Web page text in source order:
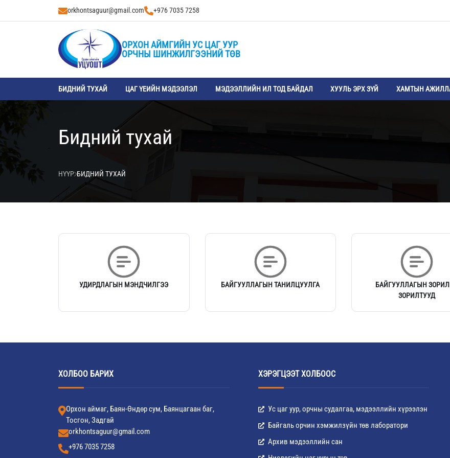
orkhontsaguur@gmail.com +976 7035 7258
ОРХОН АЙМГИЙН УС ЦАГ УУР
ОРЧНЫ ШИНЖИЛГЭЭНИЙ ТӨВ
БИДНИЙ ТУХАЙ ЦАГ ҮЕИЙН МЭДЭЭЛЭЛ МЭДЭЭЛЛИЙН ИЛ ТОД БАЙДАЛ ХУУЛЬ ЭРХ ЗҮЙ ХАМТЫН
Бидний тухай
НҮҮР БИДНИЙ ТУХАЙ
УДИРДЛАГЫН МЭНДЧИЛГЭЭ БАЙГУУЛЛАГЫН ТАНИЛЦУУЛГА
БАЙГУУЛЛАГЫН
ЗОРИЛТУУД
ХОЛБОО БАРИХ
Орхон аймаг, Баян-Өндөр сум, Баянцагаан баг,
Тосгон, Задгай
orkhontsaguur@gmail.com
+976 7035 7258
ХЭРЭГЦЭЭТ ХОЛБООС
Ус цаг уур, орчны судалгаа, мэдээллийн хүрээлэн
Байгаль орчин хэмжилзүйн төв лаборатори
Архив мэдээллийн сан